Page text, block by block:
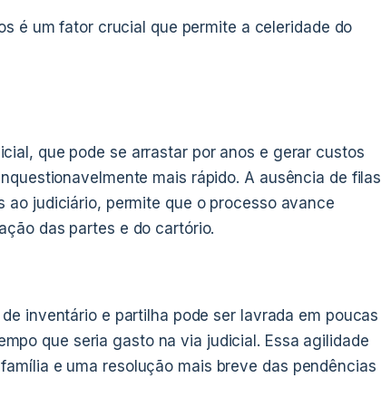
é um fator crucial que permite a celeridade do
que pode se arrastar por anos e gerar custos
mais rápido. A ausência de filas
ao judiciário, permite que o processo avance
das partes e do cartório.
inventário e partilha pode ser lavrada em poucas
que seria gasto na via judicial. Essa agilidade
e uma resolução mais breve das pendências